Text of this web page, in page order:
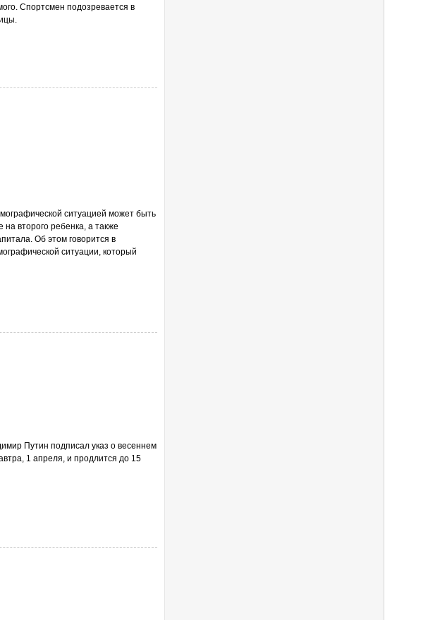
Спортсмен подозревается в
ситуацией может быть
второго ребенка, а также
Об этом говорится в
ситуации, который
Путин подписал указ о весеннем
1 апреля, и продлится до 15